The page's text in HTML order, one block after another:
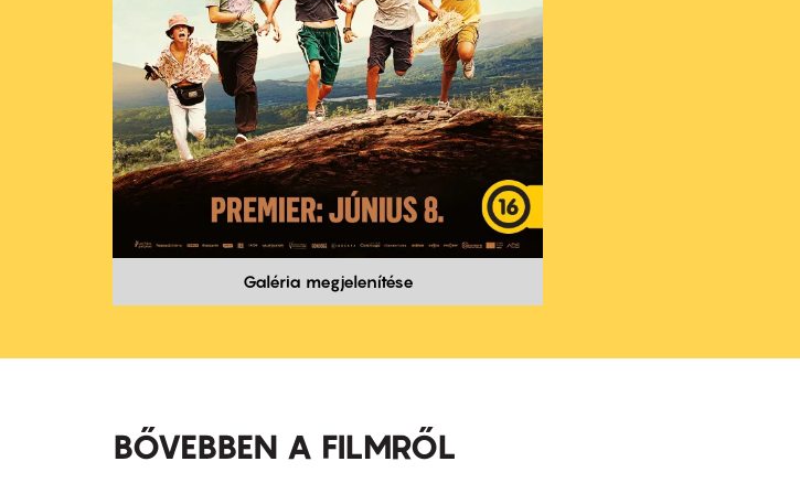
Galéria megjelenítése
BŐVEBBEN A FILMRŐL